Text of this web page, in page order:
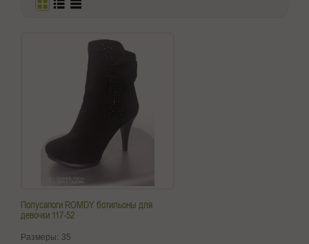
Полусапоги ROMDY ботильоны для
девочки 117-52
Размеры: 35